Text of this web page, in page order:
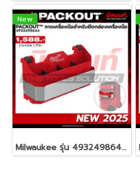
New
Milwaukee รุ่น 4932498644 PACKOUT™ ถาดเครื่องมือช่างสำหรับยึดกล่องเครื่องมือ รหัส 4932498644